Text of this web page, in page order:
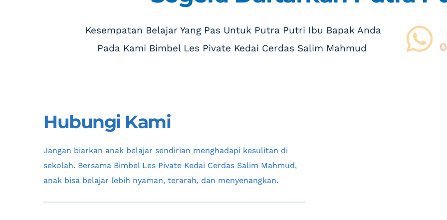
Kesempatan Belajar Yang Pas Untuk Putra Putri Ibu Bapak Anda
Pada Kami Bimbel Les Pivate Kedai Cerdas Salim Mahmud
Hubungi Kami
Jangan biarkan anak belajar sendirian menghadapi kesulitan di
sekolah. Bersama Bimbel Les Pivate Kedai Cerdas Salim Mahmud,
anak bisa belajar lebih nyaman, terarah, dan menyenangkan.